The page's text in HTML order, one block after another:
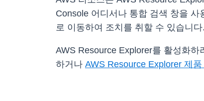
Console 어디서나 통합 검색 창을
로 이동하여 조치를 취할 수 있습니다.
AWS Resource Explorer를 활성화하
하거나 AWS Resource Explorer 제품